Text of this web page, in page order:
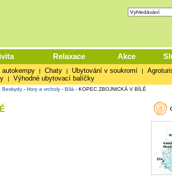
Relaxace Akce
autokempy | Chaty | Ubytování v soukromí |
| Výhodné ubytovací balíčky
Beskydy- Hory a vrcholy- Bílá - KOPEC ZBOJNICKÁ V BÍLÉ